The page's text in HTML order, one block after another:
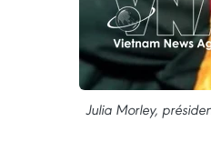
Julia Morley,